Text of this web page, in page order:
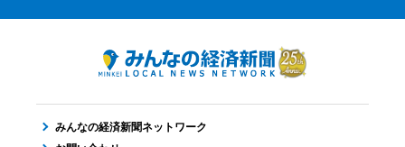
みんなの経済新聞ネットワーク